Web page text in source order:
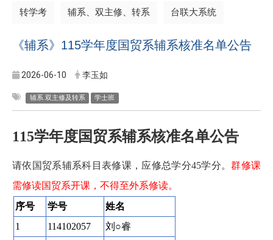
转学考 辅系、双主修、转系 台联大系统
《辅系》115学年度国贸系辅系核准名单公告
2026-06-10 李玉如
辅系.双主修及转系 学士班
115学年度国贸系辅系核准名单公告
请依国贸系辅系科目表修课， 应修总学分45学分。群修课
需修读国贸系开课，不得至外系修读。
序号
学号
姓名
1
114102057
刘○睿